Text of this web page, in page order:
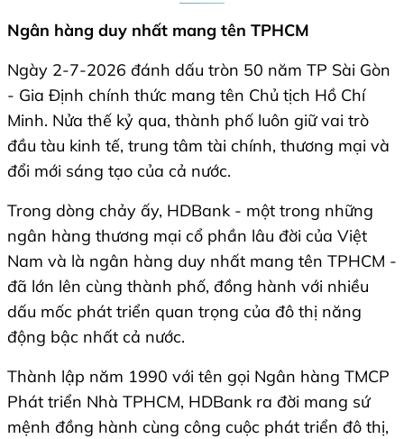
Ngân hàng duy nhất mang tên TPHCM
Ngày 2-7-2026 đánh dấu tròn 50 năm TP Sài Gòn
- Gia Định chính thức mang tên Chủ tịch Hồ Chí
Minh. Nửa thế kỷ qua, thành phố luôn giữ vai trò
đầu tàu kinh tế, trung tâm tài chính, thương mại và
đổi mới sáng tạo của cả nước.
Trong dòng chảy ấy, HDBank - một trong những
ngân hàng thương mại cổ phần lâu đời của Việt
Nam và là ngân hàng duy nhất mang tên TPHCM -
đã lớn lên cùng thành phố, đồng hành với nhiều
dấu mốc phát triển quan trọng của đô thị năng
động bậc nhất cả nước.
Thành lập năm 1990 với tên gọi Ngân hàng TMCP
Phát triển Nhà TPHCM, HDBank ra đời mang sứ
mệnh đồng hành cùng công cuộc phát triển đô thị,